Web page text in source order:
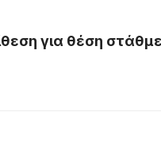
για θέση